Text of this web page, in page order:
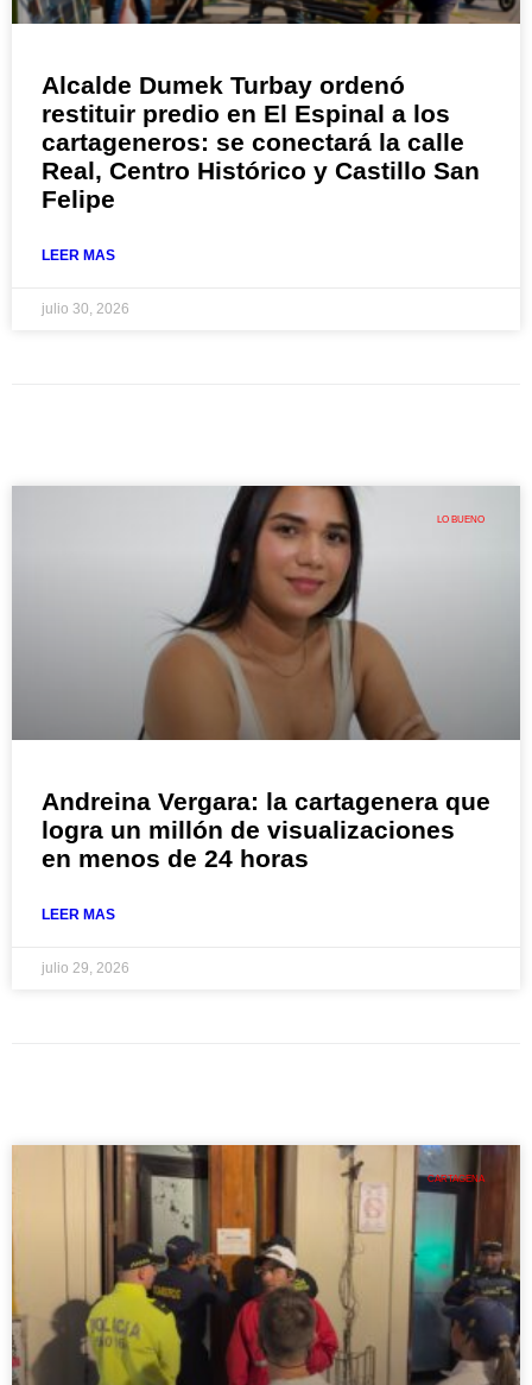
Alcalde Dumek Turbay ordenó
restituir predio en El Espinal a los
cartageneros: se conectará la calle
Real, Centro Histórico y Castillo San
Felipe
LEER MAS
julio 30, 2026
LO BUENO
Andreina Vergara: la cartagenera que
logra un millón de visualizaciones
en menos de 24 horas
LEER MAS
julio 29, 2026
CARTAGENA